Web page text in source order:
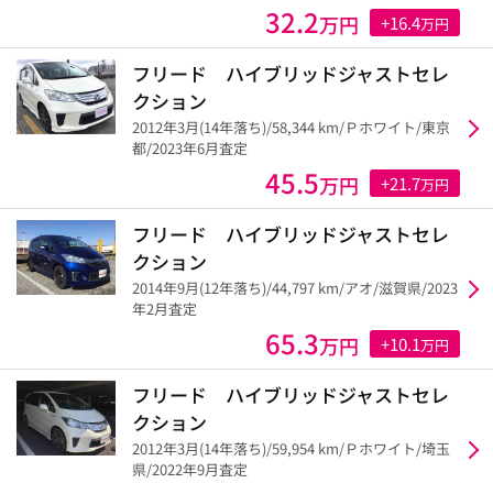
32.2万円 +16.4万円
フリード ハイブリッドジャストセレ
クション
2012年3月(14年落ち)/58,344 km/Ｐホワイト/東京
都/2023年6月査定
45.5万円 +21.7万円
フリード ハイブリッドジャストセレ
クション
2014年9月(12年落ち)/44,797 km/アオ/滋賀県/2023
年2月査定
65.3万円 +10.1万円
フリード ハイブリッドジャストセレ
クション
2012年3月(14年落ち)/59,954 km/Ｐホワイト/埼玉
県/2022年9月査定